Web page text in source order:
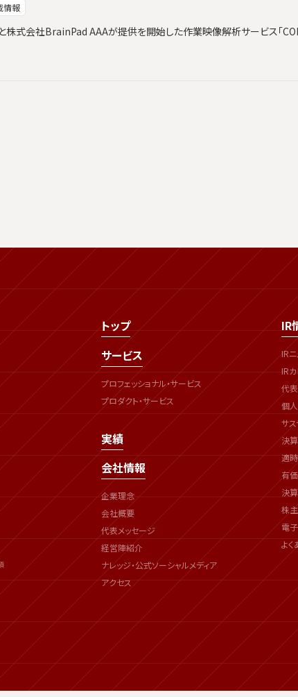
情報
と株式会社BrainPad AAAが提供を開始した作業映像解析サービス「
トップ
サービス
プロフェッショナル・サービス
プロダクト・サービス
実績
会社情報
企業理念
会社概要
代表メッセージ
経営陣紹介
ナレッジ・公式ソーシャルメディア
アクセス
IR
IRニ
IR
代
個
サス
決
適
有
決
株
電
よ